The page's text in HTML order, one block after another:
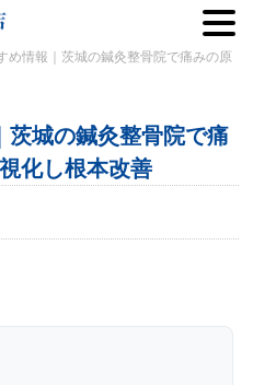
め情報｜茨城の鍼灸整骨院で痛みの原
茨城の鍼灸整骨院で痛
化し根本改善